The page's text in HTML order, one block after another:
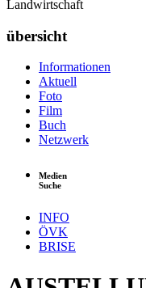
übersicht
Informationen
Aktuell
Foto
Film
Buch
Netzwerk
Medien
Suche
INFO
ÖVK
BRISE